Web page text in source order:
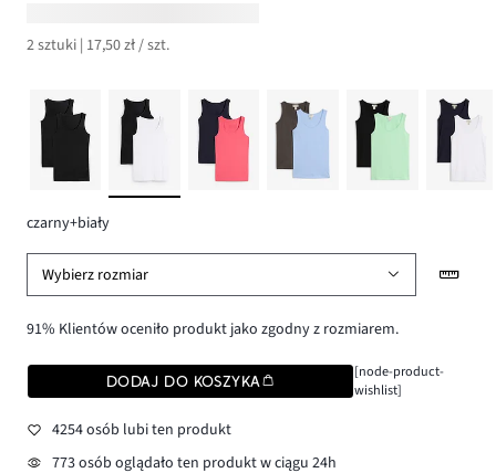
2 sztuki | 17,50 zł / szt.
czarny+biały
Wybierz rozmiar
91% Klientów oceniło produkt jako zgodny z rozmiarem.
DODAJ DO KOSZYKA
[node-product-
wishlist]
4254 osób lubi ten produkt
773 osób oglądało ten produkt w ciągu 24h